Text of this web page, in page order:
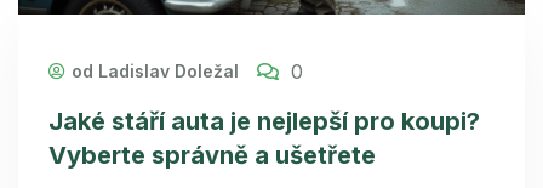
od Ladislav Doležal 0
Jaké stáří auta je nejlepší pro koupi?
Vyberte správně a ušetřete